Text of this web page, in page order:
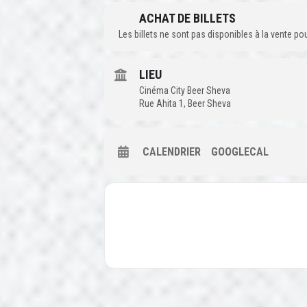
ACHAT DE BILLETS
Les billets ne sont pas disponibles à la vente
LIEU
Cinéma City Beer Sheva
Rue Ahita 1, Beer Sheva
CALENDRIER GOOGLECAL